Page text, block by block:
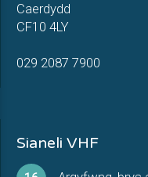
Caerdydd
CF10 4LY
029 2087 7900
Sianeli VHF